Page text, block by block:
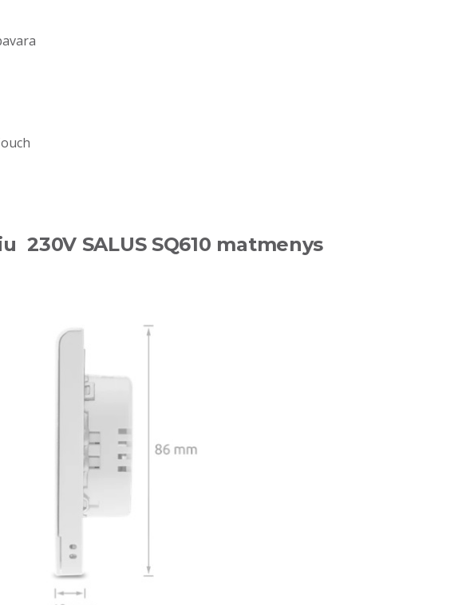
SALUS SQ610 matmenys